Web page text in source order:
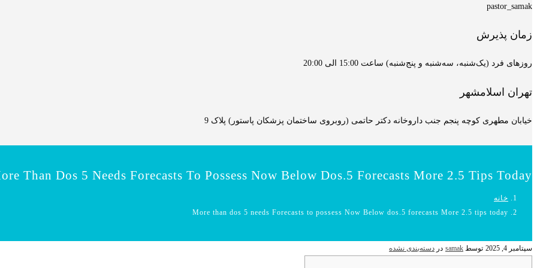
pastor_samak
زمان پذیرش
روزهای فرد (یک‌شنبه، سه‌شنبه و پنج‌شنبه) ساعت 15:00 الی 20:00
تهران اسلامشهر
خیابان مطهری کوچه پنجم جنب داروخانه دکتر حاتمی (روبروی ساختمان پزشکان پاستور) پلاک 9
Than Dos 5 Needs Forecasts To Possess Now Below Dos.5 Forecasts More 2.5 Tips Today
خانه
More than dos 5 needs Forecasts to possess Now Below dos.5 forecasts More 2.5 tips today
سپتامبر 4, 2025 توسط samak در دسته‌بندی نشده